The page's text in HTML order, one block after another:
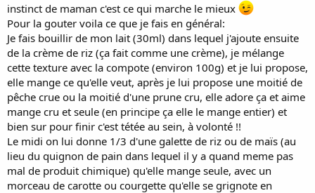
instinct de maman c'est ce qui marche le mieux
Pour la gouter voila ce que je fais en général:
Je fais bouillir de mon lait (30ml) dans lequel j'ajoute ensuite
de la crème de riz (ça fait comme une crème), je mélange
cette texture avec la compote (environ 100g) et je lui propose,
elle mange ce qu'elle veut, après je lui propose une moitié de
pêche crue ou la moitié d'une prune cru, elle adore ça et aime
mange cru et seule (en principe ça elle le mange entier) et
bien sur pour finir c'est tétée au sein, à volonté !!
Le midi on lui donne 1/3 d'une galette de riz ou de maïs (au
lieu du quignon de pain dans lequel il y a quand meme pas
mal de produit chimique) qu'elle mange seule, avec un
morceau de carotte ou courgette qu'elle se grignote en